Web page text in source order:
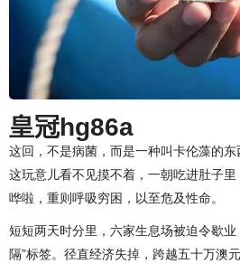
皇冠hg86a
这回，不是病菌，而是一种叫卡伦藻的东
这玩意儿看不见摸不着，一朝吃进肚子
哗啦，重则呼吸穷困，以至危及性命。
短短两天时分里，六家生息场被迫令歇业
隔”标签。径直经济失掉，跨越五十万澳